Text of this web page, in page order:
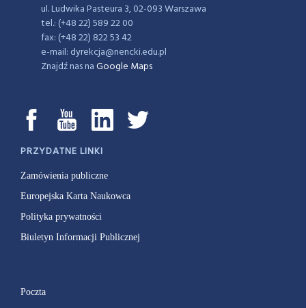
ul. Ludwika Pasteura 3, 02-093 Warszawa
tel.: (+48 22) 589 22 00
fax: (+48 22) 822 53 42
e-mail: dyrekcja@nencki.edu.pl
Znajdź nas naGoogle Maps
PRZYDATNE LINKI
Zamówienia publiczne
Europejska Karta Naukowca
Polityka prywatności
Biuletyn Informacji Publicznej
Poczta